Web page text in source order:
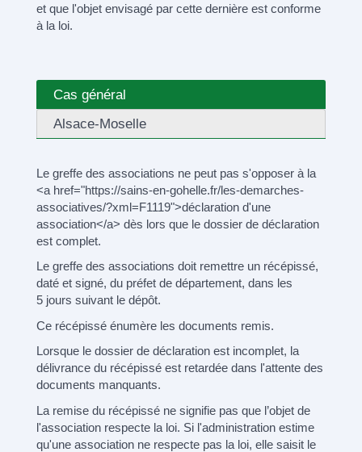
et que l'objet envisagé par cette dernière est conforme
à la loi.
Cas général
Alsace-Moselle
Le greffe des associations ne peut pas s'opposer à la
<a href="https://sains-en-gohelle.fr/les-demarches-
associatives/?xml=F1119">déclaration d'une
association</a> dès lors que le dossier de déclaration
est complet.
Le greffe des associations doit remettre un récépissé,
daté et signé, du préfet de département, dans les
5 jours suivant le dépôt.
Ce récépissé énumère les documents remis.
Lorsque le dossier de déclaration est incomplet, la
délivrance du récépissé est retardée dans l'attente des
documents manquants.
La remise du récépissé ne signifie pas que l’objet de
l'association respecte la loi. Si l'administration estime
qu'une association ne respecte pas la loi, elle saisit le